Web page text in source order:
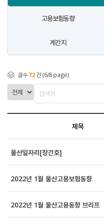
고용보험동향
계간지
글수72건 (6/8 page)
제목
울산일자리[창간호]
2022년 1월 울산고용보험동향
2022년 1월 울산고용동향 브리프